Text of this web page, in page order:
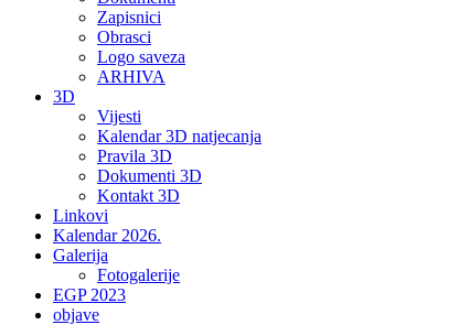
Zapisnici
Obrasci
Logo saveza
ARHIVA
3D
Vijesti
Kalendar 3D natjecanja
Pravila 3D
Dokumenti 3D
Kontakt 3D
Linkovi
Kalendar 2026.
Galerija
Fotogalerije
EGP 2023
objave